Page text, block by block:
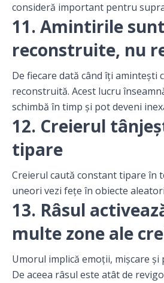
consideră important pentru
11. Amintirile sunt
reconstruite, nu
De fiecare dată când îți amintești
reconstruită. Acest lucru
schimbă în timp și pot deveni
12. Creierul
tipare
Creierul caută constant tipare în
uneori vezi fețe în obiecte
13. Râsul
multe zone ale
Umorul implică emoții, mișcare și
De aceea râsul este atât de